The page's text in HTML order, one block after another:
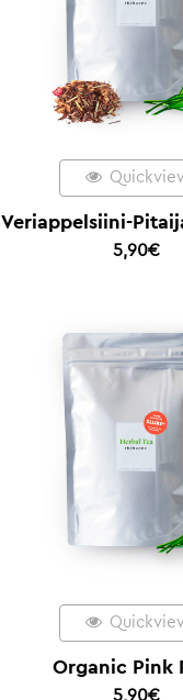
Veriappelsiini-
5,90€
Organic Pink
5,90€